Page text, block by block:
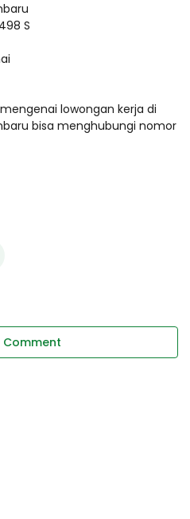
S
lowongan kerja di
bisa menghubungi nomor
Comment